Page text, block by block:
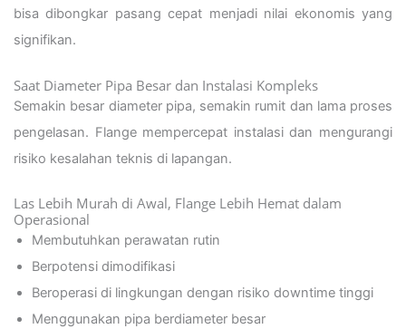
bisa dibongkar pasang cepat menjadi nilai ekonomis yang
signifikan.
Saat Diameter Pipa Besar dan Instalasi Kompleks
Semakin besar diameter pipa, semakin rumit dan lama proses
pengelasan. Flange mempercepat instalasi dan mengurangi
risiko kesalahan teknis di lapangan.
Las Lebih Murah di Awal, Flange Lebih Hemat dalam
Operasional
Membutuhkan perawatan rutin
Berpotensi dimodifikasi
Beroperasi di lingkungan dengan risiko downtime tinggi
Menggunakan pipa berdiameter besar